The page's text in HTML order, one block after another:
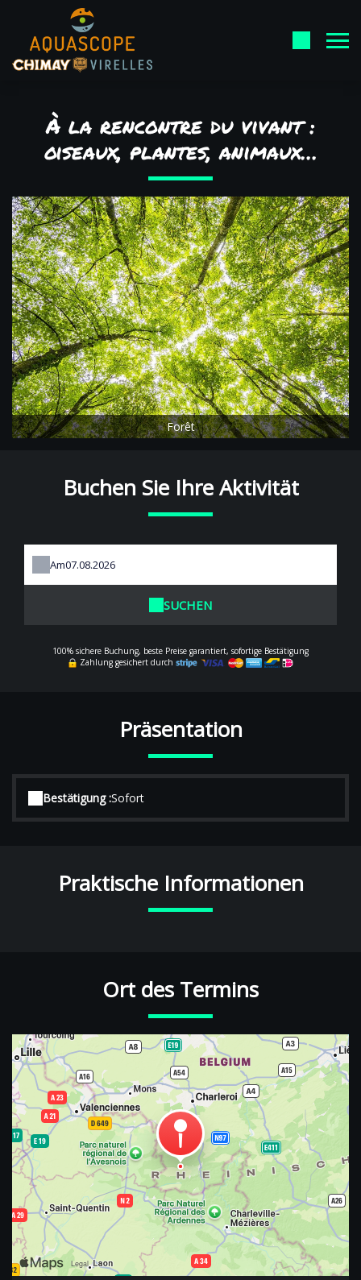
À la rencontre du vivant :
oiseaux, plantes, animaux…
Forêt
Buchen Sie Ihre Aktivität
Am
SUCHEN
100% sichere Buchung, beste Preise garantiert, sofortige Bestätigung
Zahlung gesichert durch
Präsentation
Bestätigung :Sofort
Praktische Informationen
Ort des Termins